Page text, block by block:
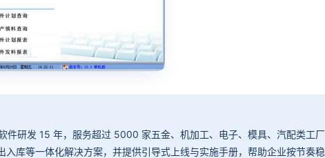
件研发 15 年，服务超过 5000 家五金、机加工、电子、模具、汽配类工厂
库等一体化解决方案，并提供引导式上线与实施手册，帮助企业按节奏稳